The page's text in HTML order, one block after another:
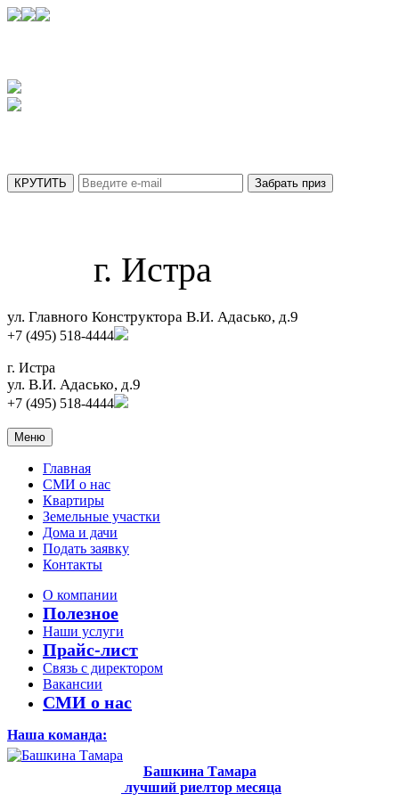
г. Истра
ул. Главного Конструктора В.И. Адасько, д.9
+7 (495) 518-4444
г. Истра
ул. В.И. Адасько, д.9
+7 (495) 518-4444
Меню
Главная
СМИ о нас
Квартиры
Земельные участки
Дома и дачи
Подать заявку
Контакты
О компании
Полезное
Наши услуги
Прайс-лист
Связь с директором
Вакансии
СМИ о нас
Наша команда:
Башкина Тамара
лучший риелтор месяца